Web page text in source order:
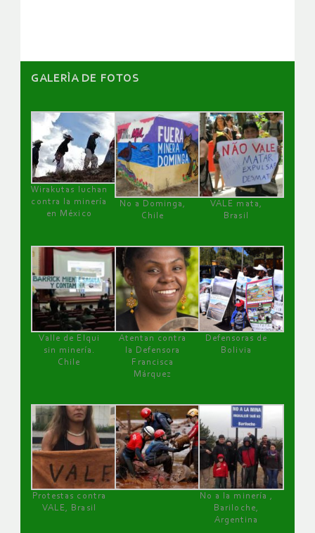
GALERÌA DE FOTOS
Wirakutas luchan
contra la minería
en México
No a Dominga,
Chile
VALE mata,
Brasil
Valle de Elqui
sin minería.
Chile
Atentan contra
la Defensora
Francisca
Márquez
Defensoras de
Bolivia
Protestas contra
VALE, Brasil
No a la minería ,
Bariloche,
Argentina